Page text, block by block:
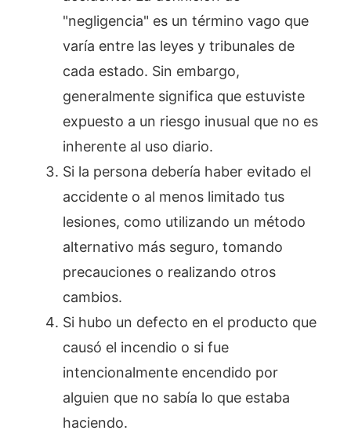
"negligencia" es un término vago que
varía entre las leyes y tribunales de
cada estado. Sin embargo,
generalmente significa que estuviste
expuesto a un riesgo inusual que no es
inherente al uso diario.
Si la persona debería haber evitado el
accidente o al menos limitado tus
lesiones, como utilizando un método
alternativo más seguro, tomando
precauciones o realizando otros
cambios.
Si hubo un defecto en el producto que
causó el incendio o si fue
intencionalmente encendido por
alguien que no sabía lo que estaba
haciendo.